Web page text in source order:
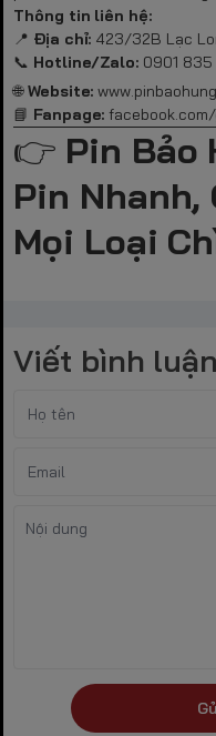
Thông tin liên hệ:
📍 Địa chỉ: 423/32B Lạc
📞 Hotline/Zalo: 0901 835
🌐Website:
📘 Fanpage:
👉 Pin Bảo
Pin Nhanh,
Mọi Loại
Viết bình